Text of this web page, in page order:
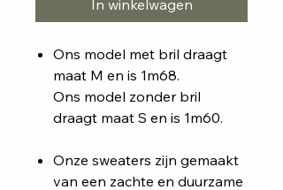
In winkelwagen
Ons model met bril draagt
maat M en is 1m68.
Ons model zonder bril
draagt maat S en is 1m60.
Onze sweaters zijn gemaakt
van een zachte en duurzame